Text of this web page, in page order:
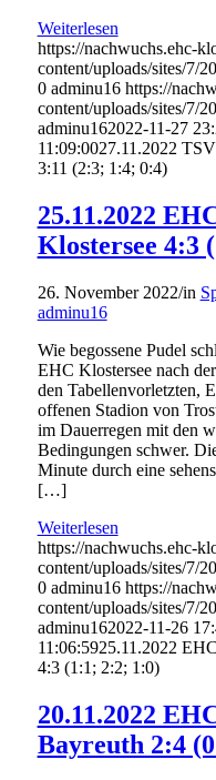
Weiterlesen
https://nachwuchs.ehc-
content/uploads/sites/7/
0 adminu16 https://
content/uploads/sites/7/
adminu162022-11-27
11:09:0027.11.2022
3:11 (2:3; 1:4; 0:4)
25.11.2022
Klostersee 4:3
26. November 2022/in
adminu16
Wie begossene Pudel
EHC Klostersee nach
den Tabellenvorletzten,
offenen Stadion von
im Dauerregen mit den
Bedingungen schwer.
Minute durch eine
[…]
Weiterlesen
https://nachwuchs.ehc-
content/uploads/sites/7/
0 adminu16 https://
content/uploads/sites/7/
adminu162022-11-26
11:06:5925.11.2022
4:3 (1:1; 2:2; 1:0)
20.11.2022
Bayreuth 2:4